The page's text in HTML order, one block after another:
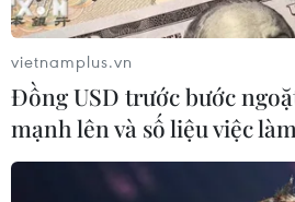
vietnamplus.vn
Đồng USD trước bước
mạnh lên và số liệu việc